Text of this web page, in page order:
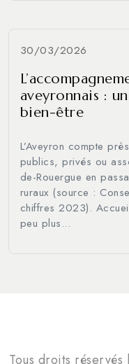
30/03/2026
aveyronnais :
bien-être
L’Aveyron compte
publics, privés ou
de-Rouergue en
ruraux (source :
chiffres 2023).
peu plus...
Tous droits